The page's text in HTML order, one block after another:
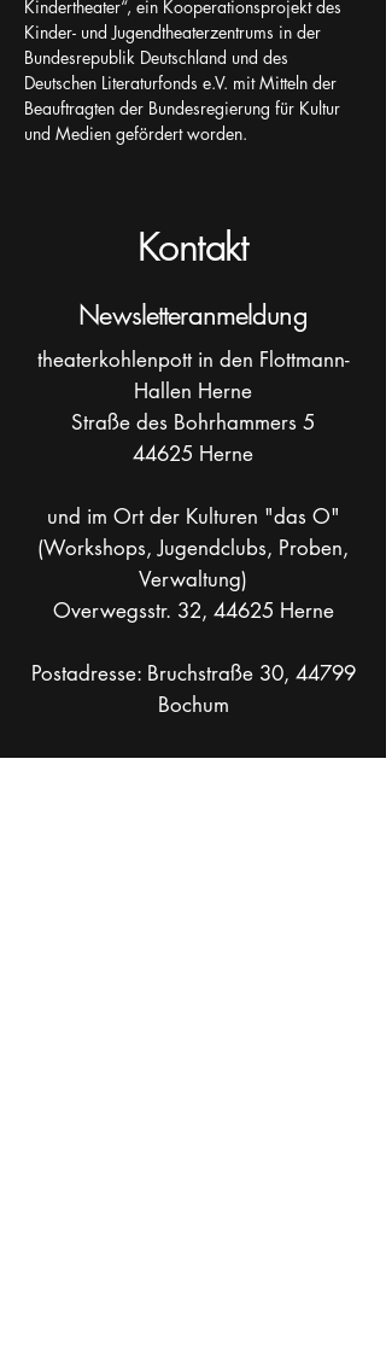
Kindertheater“, ein Kooperationsprojekt des
Kinder- und Jugendtheaterzentrums in der
Bundesrepublik Deutschland und des
Deutschen Literaturfonds e.V. mit Mitteln der
Beauftragten der Bundesregierung für Kultur
und Medien gefördert worden.
Kontakt
Newsletteranmeldung
theaterkohlenpott in den Flottmann-
Hallen Herne
Straße des Bohrhammers 5
44625 Herne
und im Ort der Kulturen "das O"
(Workshops, Jugendclubs, Proben,
Verwaltung)
Overwegsstr. 32, 44625 Herne
Postadresse: Bruchstraße 30, 44799
Bochum